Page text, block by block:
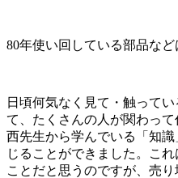
80年使い回している部品など
日頃何気なく見て・触って
て、たくさんの人が関わっ
西先生から学んでいる「知
じることができました。こ
ことだと思うのですが、売